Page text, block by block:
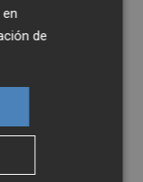
de